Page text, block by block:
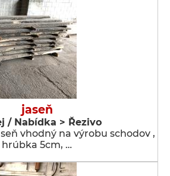
jaseň
/ Nabídka > Řezivo
vhodný na výrobu schodov ,
hrúbka 5cm, …